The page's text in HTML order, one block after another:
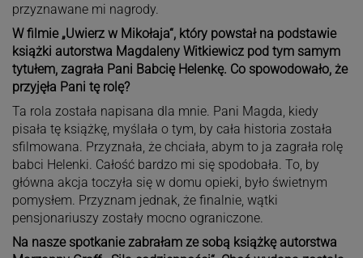
przyznawane mi nagrody.
W filmie „Uwierz w Mikołaja“, który powstał na podstawie
książki autorstwa Magdaleny Witkiewicz pod tym samym
tytułem, zagrała Pani Babcię Helenkę. Co spowodowało, że
przyjęła Pani tę rolę?
Ta rola została napisana dla mnie. Pani Magda, kiedy
pisała tę książkę, myślała o tym, by cała historia została
sfilmowana. Przyznała, że chciała, abym to ja zagrała rolę
babci Helenki. Całość bardzo mi się spodobała. To, by
główna akcja toczyła się w domu opieki, było świetnym
pomysłem. Przyznam jednak, że finalnie, wątki
pensjonariuszy zostały mocno ograniczone.
Na nasze spotkanie zabrałam ze sobą książkę autorstwa